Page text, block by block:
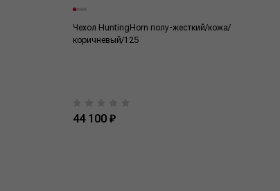
Чехол HuntingHorn полу-жесткий/кожа/
коричневый/125
44 100 ₽